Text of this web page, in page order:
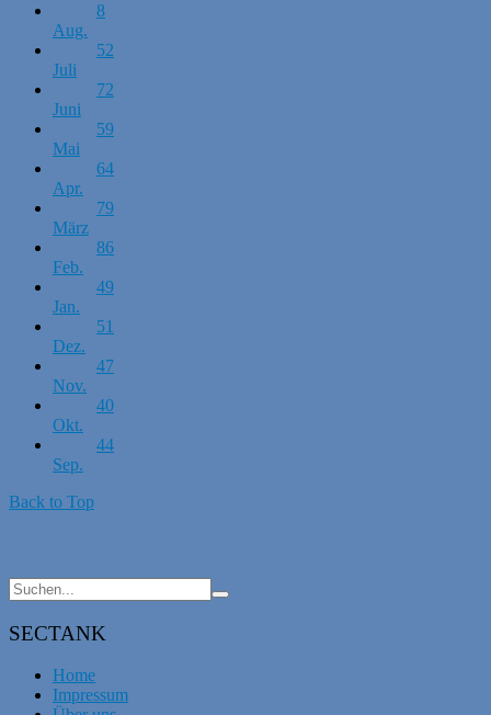
8
Aug.
52
Juli
72
Juni
59
Mai
64
Apr.
79
März
86
Feb.
49
Jan.
51
Dez.
47
Nov.
40
Okt.
44
Sep.
Back to Top
SECTANK
Home
Impressum